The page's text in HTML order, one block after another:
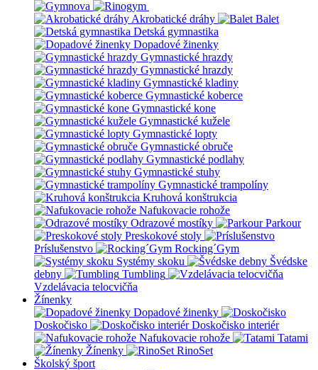
Akrobatické dráhy
Balet
Detská gymnastika
Dopadové žinenky
Gymnastické hrazdy
Gymnastické hrazdy
Gymnastické kladiny
Gymnastické koberce
Gymnastické kone
Gymnastické kužele
Gymnastické lopty
Gymnastické obruče
Gymnastické podlahy
Gymnastické stuhy
Gymnastické trampolíny
Kruhová konštrukcia
Nafukovacie rohože
Odrazové mostíky
Parkour
Preskokové stoly
Príslušenstvo
Rocking´Gym
Systémy skoku
Švédske
debny
Tumbling
Vzdelávacia telocvičňa
Žínenky
Dopadové žinenky
Doskočisko
Doskočisko interiér
Nafukovacie rohože
Tatami
Žínenky
RinoSet
Školský šport